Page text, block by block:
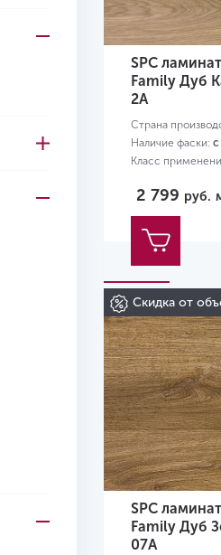
SPC
Family Дуб
2А
Страна
Наличие фаски: с
Класс
2 799 руб.
Скидка от
SPC
Family Дуб
07А